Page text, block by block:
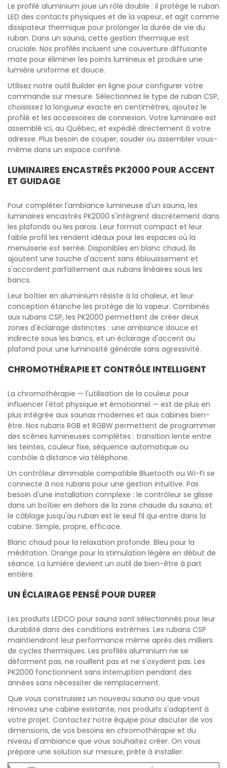
Le profilé aluminium joue un rôle double : il protège le ruban
LED des contacts physiques et de la vapeur, et agit comme
dissipateur thermique pour prolonger la durée de vie du
ruban. Dans un sauna, cette gestion thermique est
cruciale. Nos profilés incluent une couverture diffusante
mate pour éliminer les points lumineux et produire une
lumière uniforme et douce.
Utilisez notre outil Builder en ligne pour configurer votre
commande sur mesure. Sélectionnez le type de ruban CSP,
choisissez la longueur exacte en centimètres, ajoutez le
profilé et les accessoires de connexion. Votre luminaire est
assemblé ici, au Québec, et expédié directement à votre
adresse. Plus besoin de couper, souder ou assembler vous-
même dans un espace confiné.
LUMINAIRES ENCASTRÉS PK2000 POUR ACCENT
ET GUIDAGE
Pour compléter l'ambiance lumineuse d'un sauna, les
luminaires encastrés PK2000 s'intègrent discrètement dans
les plafonds ou les parois. Leur format compact et leur
faible profil les rendent idéaux pour les espaces où la
menuiserie est serrée. Disponibles en blanc chaud, ils
ajoutent une touche d'accent sans éblouissement et
s'accordent parfaitement aux rubans linéaires sous les
bancs.
Leur boîtier en aluminium résiste à la chaleur, et leur
conception étanche les protège de la vapeur. Combinés
aux rubans CSP, les PK2000 permettent de créer deux
zones d'éclairage distinctes : une ambiance douce et
indirecte sous les bancs, et un éclairage d'accent au
plafond pour une luminosité générale sans agressivité.
CHROMOTHÉRAPIE ET CONTRÔLE INTELLIGENT
La chromothérapie — l'utilisation de la couleur pour
influencer l'état physique et émotionnel — est de plus en
plus intégrée aux saunas modernes et aux cabines bien-
être. Nos rubans RGB et RGBW permettent de programmer
des scènes lumineuses complètes : transition lente entre
les teintes, couleur fixe, séquence automatique ou
contrôle à distance via téléphone.
Un contrôleur dimmable compatible Bluetooth ou Wi-Fi se
connecte à nos rubans pour une gestion intuitive. Pas
besoin d'une installation complexe : le contrôleur se glisse
dans un boîtier en dehors de la zone chaude du sauna, et
le câblage jusqu'au ruban est le seul fil qui entre dans la
cabine. Simple, propre, efficace.
Blanc chaud pour la relaxation profonde. Bleu pour la
méditation. Orange pour la stimulation légère en début de
séance. La lumière devient un outil de bien-être à part
entière.
UN ÉCLAIRAGE PENSÉ POUR DURER
Les produits LEDCO pour sauna sont sélectionnés pour leur
durabilité dans des conditions extrêmes. Les rubans CSP
maintiendront leur performance même après des milliers
de cycles thermiques. Les profilés aluminium ne se
déforment pas, ne rouillent pas et ne s'oxydent pas. Les
PK2000 fonctionnent sans interruption pendant des
années sans nécessiter de remplacement.
Que vous construisiez un nouveau sauna ou que vous
rénoviez une cabine existante, nos produits s'adaptent à
votre projet. Contactez notre équipe pour discuter de vos
dimensions, de vos besoins en chromothérapie et du
niveau d'ambiance que vous souhaitez créer. On vous
prépare une solution sur mesure, prête à installer.